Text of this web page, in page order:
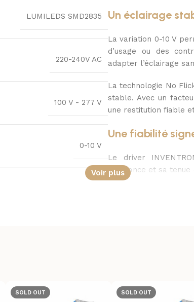
LUMILEDS SMD2835
220-240V AC
100 V - 277 V
0-10 V
Un éclairage
La variation 0-10 V
d’usage ou des
adapter l’éclairage
La technologie No
stable. Avec un
une restitution fiable
Une fiabilité
Le driver
constance et sa
V à 277 V, il offre une
Ce modèle est
Voir plus
SOLD OUT SOLD OUT